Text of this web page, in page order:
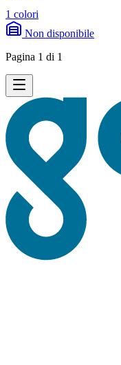
1 colori
Non disponibile
Pagina 1 di 1